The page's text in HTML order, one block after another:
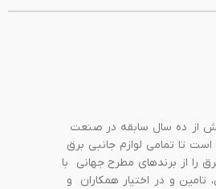
از ده سال سابقه در صنعت
تا تمامی لوازم جانبی برق
را از برندهای مطرح جهانی با
تامین و در اختیار همکاران و